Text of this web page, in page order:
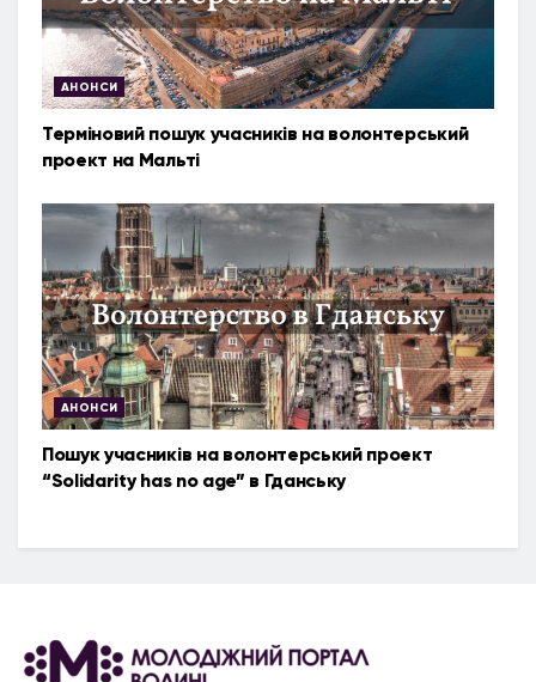
АНОНСИ
Терміновий пошук учасників на волонтерський
проект на Мальті
АНОНСИ
Пошук учасників на волонтерський проект
“Solidarity has no age” в Гданську